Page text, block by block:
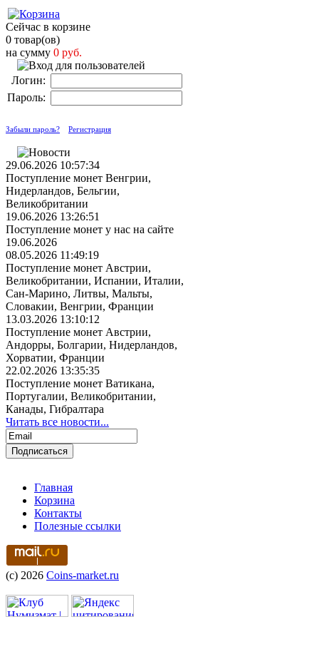
Сейчас в корзине
0 товар(ов)
на сумму 0 руб.
Логин:
Пароль:
Забыли пароль? Регистрация
29.06.2026 10:57:34
Поступление монет Венгрии,
Нидерландов, Бельгии,
Великобритании
19.06.2026 13:26:51
Поступление монет у нас на сайте
19.06.2026
08.05.2026 11:49:19
Поступление монет Австрии,
Великобритании, Испании, Италии,
Сан-Марино, Литвы, Мальты,
Словакии, Венгрии, Франции
13.03.2026 13:10:12
Поступление монет Австрии,
Андорры, Болгарии, Нидерландов,
Хорватии, Франции
22.02.2026 13:35:35
Поступление монет Ватикана,
Португалии, Великобритании,
Канады, Гибралтара
Читать все новости...
Главная
Корзина
Контакты
Полезные ссылки
(c) 2026 Coins-market.ru